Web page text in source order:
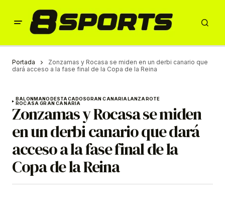
Portada
Zonzamas y Rocasa se miden en un derbi canario que
dará acceso a la fase final de la Copa de la Reina
BALONMANODESTACADOSGRAN CANARIALANZAROTE
ROCASA GRAN CANARIA
Zonzamas y Rocasa se miden
en un derbi canario que dará
acceso a la fase final de la
Copa de la Reina